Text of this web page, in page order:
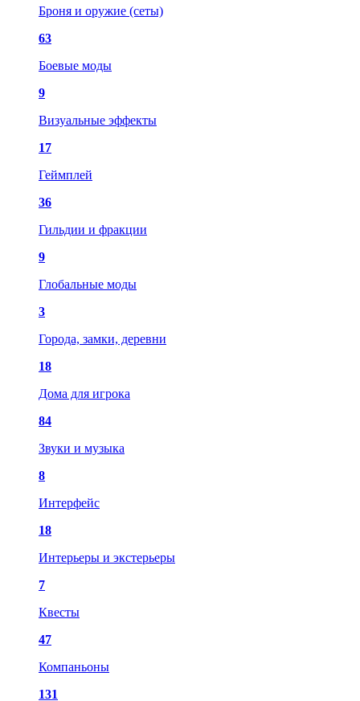
Броня и оружие (сеты)
63
Боевые моды
9
Визуальные эффекты
17
Геймплей
36
Гильдии и фракции
9
Глобальные моды
3
Города, замки, деревни
18
Дома для игрока
84
Звуки и музыка
8
Интерфейс
18
Интерьеры и экстерьеры
7
Квесты
47
Компаньоны
131